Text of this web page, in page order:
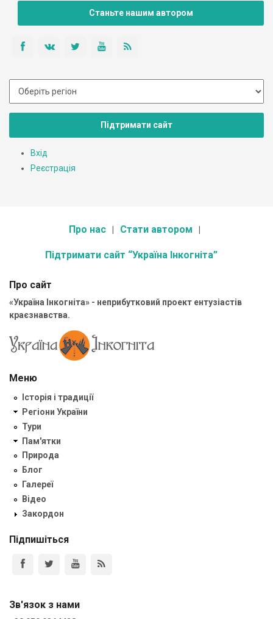
Станьте нашим автором
Підтримати сайт
Вхід
Реєстрація
Про нас Стати автором
Підтримати сайт “Україна Інкогніта”
Про сайт
«Україна Інкогніта» - неприбутковий проект ентузіастів
краєзнавства.
Меню
Історія і традиції
Регіони України
Тури
Пам'ятки
Природа
Блог
Галереї
Відео
Закордон
Підпишіться
Зв'язок з нами